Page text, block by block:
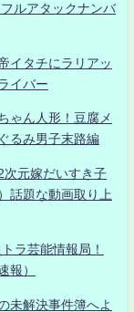
ルアタックナンバ
イタチにラリアッ
イバー
ゃん人形！豆腐メ
るみ男子末路編
次元嫁だいすき子
話題な動画取り上
ラ芸能情報局！
報）
未解決事件簿へよ